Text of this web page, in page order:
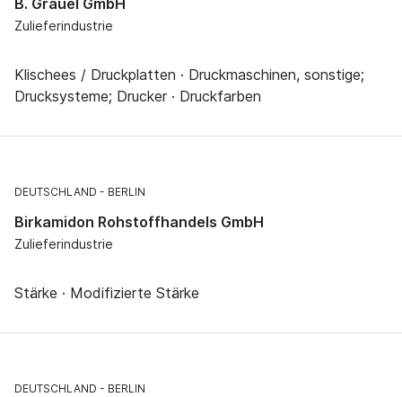
Zulieferindustrie
Klischees / Druckplatten · Druckmaschinen, sonstige;
Drucksysteme; Drucker · Druckfarben
DEUTSCHLAND BERLIN
Birkamidon Rohstoffhandels GmbH
Zulieferindustrie
Stärke · Modifizierte Stärke
DEUTSCHLAND BERLIN